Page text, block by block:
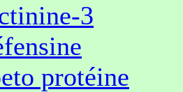
3
protéine